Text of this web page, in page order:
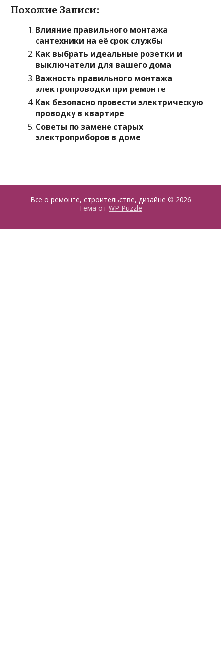
Похожие Записи:
Влияние правильного монтажа
сантехники на её срок службы
Как выбрать идеальные розетки и
выключатели для вашего дома
Важность правильного монтажа
электропроводки при ремонте
Как безопасно провести электрическую
проводку в квартире
Советы по замене старых
электроприборов в доме
Все о ремонте, строительстве, дизайне © 2026
Тема от WP Puzzle